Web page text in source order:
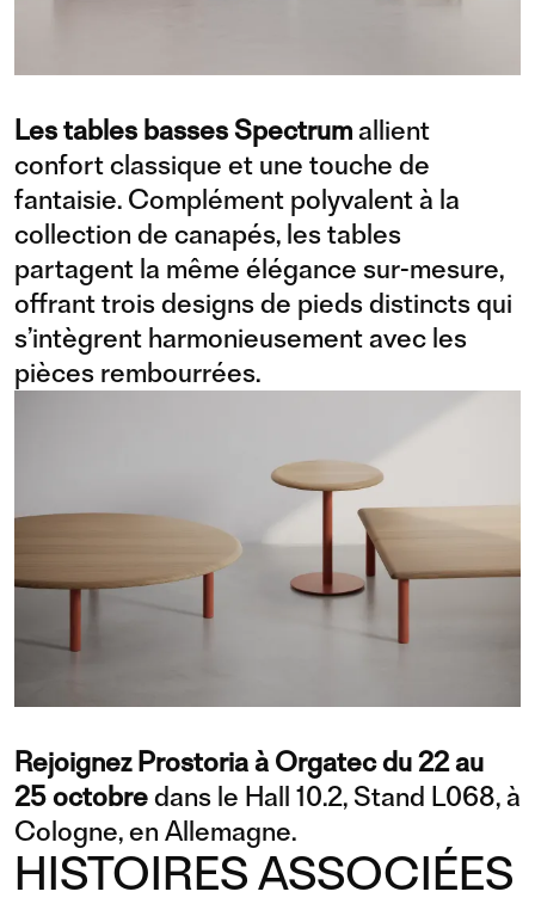
Les tables basses Spectrumallient
confort classique et une touche de
fantaisie. Complément polyvalent à la
collection de canapés, les tables
partagent la même élégance sur-mesure,
offrant trois designs de pieds distincts qui
s’intègrent harmonieusement avec les
pièces rembourrées.
Rejoignez Prostoria à Orgatec du 22 au
25 octobredans le Hall 10.2, Stand L068, à
Cologne, en Allemagne.
HISTOIRES ASSOCIÉES